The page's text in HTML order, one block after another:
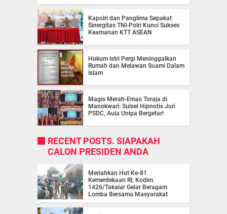
Kapolri dan Panglima Sepakat
Sinergitas TNI-Polri Kunci Sukses
Keamanan KTT ASEAN
Hukum Istri Pergi Meninggalkan
Rumah dan Melawan Suami Dalam
Islam
Magis Merah-Emas Toraja di
Manokwari: Sulsel Hipnotis Juri
PSDC, Aula Unipa Bergetar!
RECENT POSTS. SIAPAKAH
CALON PRESIDEN ANDA
Meriahkan Hut Ke-81
Kemerdekaan RI, Kodim
1426/Takalar Gelar Beragam
Lomba Bersama Masyarakat